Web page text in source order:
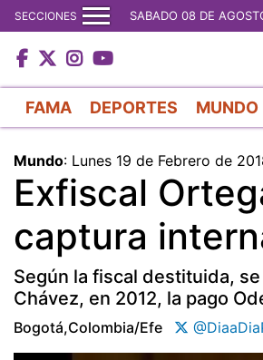
SECCIONES SABADO 08 DE
FAMA DEPORTES MUNDO
Mundo: Lunes 19 de Febrero de
Exfiscal
captura
Según la fiscal destituida,
Chávez, en 2012, la pago
Bogotá,colombia/efe